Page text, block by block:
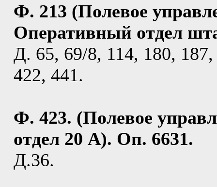
Ф. 213 (Полевое
Оперативный отдел
Д. 65, 69/8, 114, 180,
422, 441.
Ф. 423. (Полевое
отдел 20 А). Оп. 6631.
Д.36.